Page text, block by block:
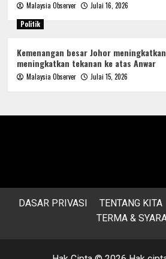
Malaysia Observer
Julai 16, 2026
Politik
Kemenangan besar Johor
meningkatkan tekanan ke atas Anwar
Malaysia Observer Julai 15, 2026
DASAR PRIVASI TENTANG KITA
TERMA &